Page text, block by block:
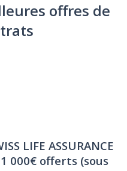
offres de
LIFE ASSURANCE
000€ offerts (sous